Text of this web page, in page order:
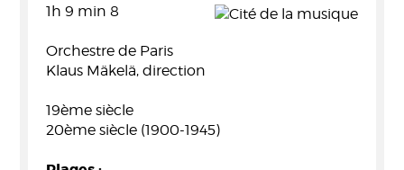
1h 9 min 8
Orchestre de Paris
Klaus Mäkelä, direction
19ème siècle
20ème siècle (1900-1945)